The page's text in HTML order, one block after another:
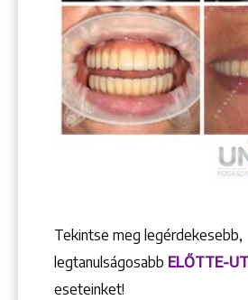
Tekintse meg legérdekesebb,
legtanulságosabb ELŐTTE-
eseteinket!